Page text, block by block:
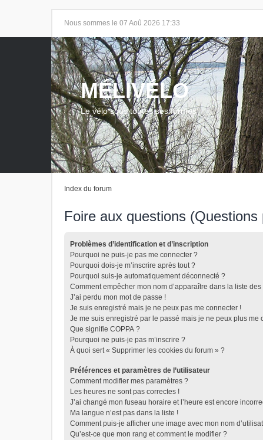
Nous sommes le 07 Aoû 2026 17:33
MÉLIVÉLO
Le vélo sous toutes ses formes
Index du forum
Foire aux questions
Problèmes d’identification et d’inscription
Pourquoi ne puis-je pas me connecter ?
Pourquoi dois-je m’inscrire après tout ?
Pourquoi suis-je automatiquement déconnecté ?
Comment empêcher mon nom d’apparaître dans la liste
J’ai perdu mon mot de passe !
Je suis enregistré mais je ne peux pas me connecter !
Je me suis enregistré par le passé mais je ne peux plus me
Que signifie COPPA ?
Pourquoi ne puis-je pas m’inscrire ?
À quoi sert « Supprimer les cookies du forum » ?
Préférences et paramètres de l’utilisateur
Comment modifier mes paramètres ?
Les heures ne sont pas correctes !
J’ai changé mon fuseau horaire et l’heure est encore
Ma langue n’est pas dans la liste !
Comment puis-je afficher une image avec mon nom
Qu’est-ce que mon rang et comment le modifier ?